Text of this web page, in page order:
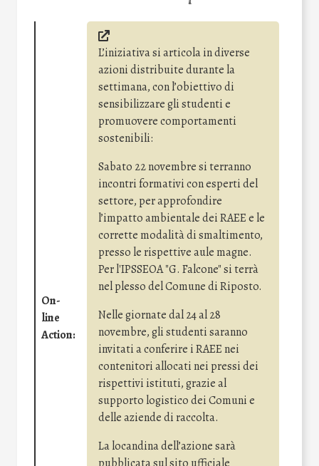
On-
line
Action:
L’iniziativa si articola in diverse
azioni distribuite durante la
settimana, con l’obiettivo di
sensibilizzare gli studenti e
promuovere comportamenti
sostenibili:
Sabato 22 novembre si terranno
incontri formativi con esperti del
settore, per approfondire
l’impatto ambientale dei RAEE e le
corrette modalità di smaltimento,
presso le rispettive aule magne.
Per l'IPSSEOA "G. Falcone" si terrà
nel plesso del Comune di Riposto.
Nelle giornate dal 24 al 28
novembre, gli studenti saranno
invitati a conferire i RAEE nei
contenitori allocati nei pressi dei
rispettivi istituti, grazie al
supporto logistico dei Comuni e
delle aziende di raccolta.
La locandina dell’azione sarà